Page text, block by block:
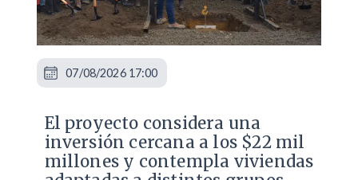
El proyecto considera una
inversión cercana a los $22 mil
millones y contempla viviendas
07/08/2026 17:00